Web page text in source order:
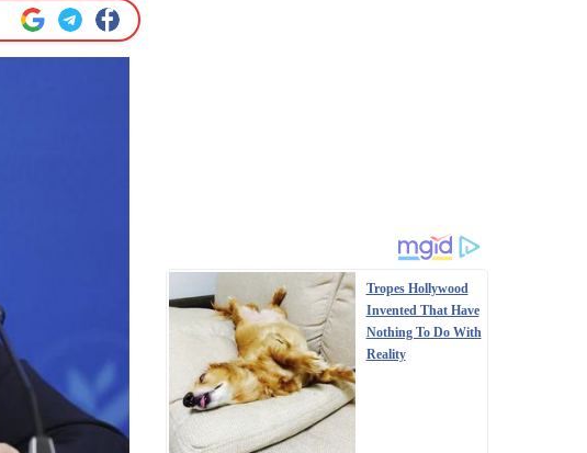
Tropes Hollywood
Invented That Have
Nothing To Do With
Reality